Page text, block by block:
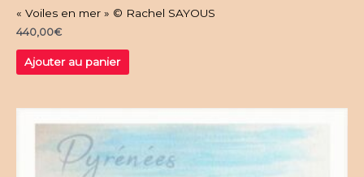
« Voiles en mer » © Rachel SAYOUS
440,00€
Ajouter au panier